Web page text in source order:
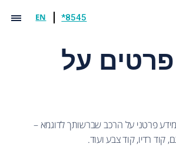
*8545
EN
על
פרטני על הרכב שברשותך לדוגמא –
קוד רדיו, קוד צבע ועוד.